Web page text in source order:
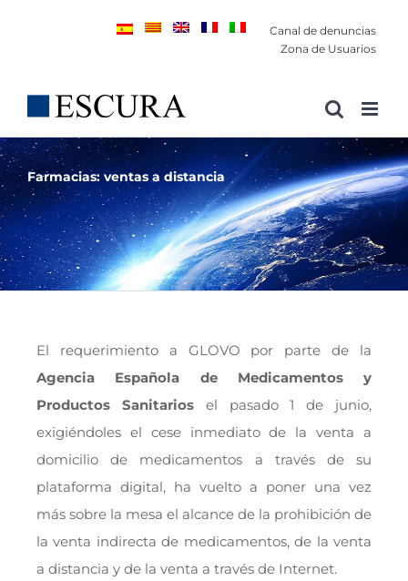
Canal de denuncias
Zona de Usuarios
Farmacias: ventas a distancia
El requerimiento a GLOVO por parte de la
Agencia Española de Medicamentos y
Productos Sanitariosel pasado 1 de junio,
exigiéndoles el cese inmediato de la venta a
domicilio de medicamentos a través de su
plataforma digital, ha vuelto a poner una vez
más sobre la mesa el alcance de la prohibición de
la venta indirecta de medicamentos, de la venta
a distancia y de la venta a través de Internet.